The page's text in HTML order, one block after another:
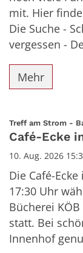
mit. Hier
Die Suche -
vergessen -
Mehr
Treff am Strom -
Café-Ecke
10. Aug. 2026
Die Café-
17:30 Uhr
Bücherei
statt. Bei
Innenhof